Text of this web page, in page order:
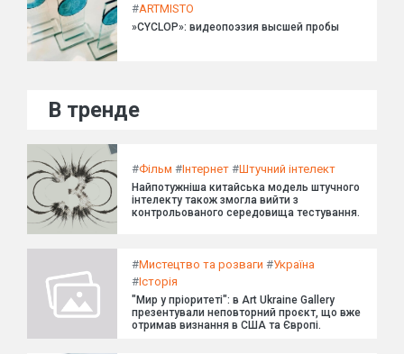
#ARTMISTO
»CYCLOP»: видеопоэзия высшей пробы
В тренде
#Фільм #Інтернет #Штучний інтелект
Найпотужніша китайська модель штучного
інтелекту також змогла вийти з
контрольованого середовища тестування.
#Мистецтво та розваги #Україна
#Історія
"Мир у пріоритеті": в Art Ukraine Gallery
презентували неповторний проєкт, що вже
отримав визнання в США та Європі.